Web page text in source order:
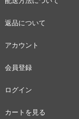
返品について
アカウント
会員登録
ログイン
カートを見る